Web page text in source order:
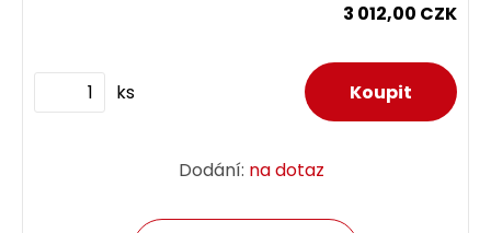
3 012,00 CZK
ks
Dodání: na dotaz